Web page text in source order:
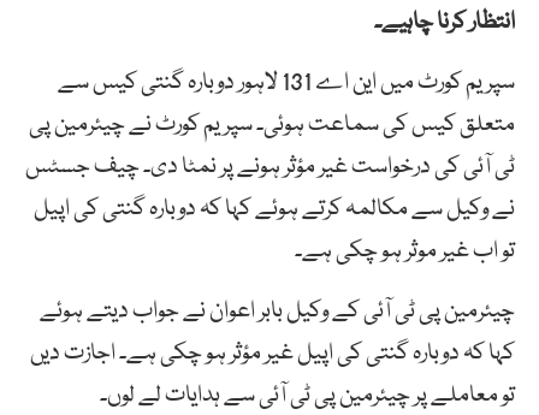
انتظار کرنا چاہیے۔
سپریم کورٹ میں این اے 131 لاہور دوبارہ گنتی کیس سے
متعلق کیس کی سماعت ہوئی۔ سپریم کورٹ نے چیئرمین پی
ٹی آئی کی درخواست غیر مؤثر ہونے پر نمٹا دی۔ چیف جسٹس
نے وکیل سے مکالمہ کرتے ہوئے کہا کہ دوبارہ گنتی کی اپیل
تو اب غیر موثر ہو چکی ہے۔
چیئرمین پی ٹی آئی کے وکیل بابر اعوان نے جواب دیتے ہوئے
کہا کہ دوبارہ گنتی کی اپیل غیر مؤثر ہو چکی ہے۔ اجازت دیں
تو معاملے پر چیئرمین پی ٹی آئی سے ہدایات لے لوں۔